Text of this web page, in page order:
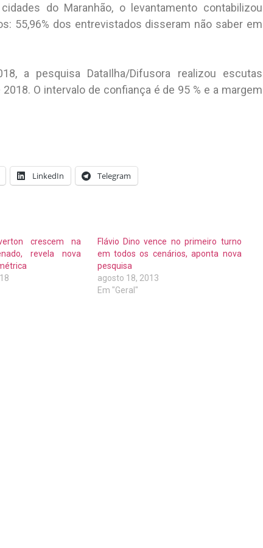
do Maranhão, o levantamento contabilizou
55,96% dos entrevistados disseram não saber em
a pesquisa DataIlha/Difusora realizou escutas
O intervalo de confiança é de 95 % e a margem
LinkedIn Telegram
crescem na
revela nova
Flávio Dino vence no primeiro turno
em todos os cenários, aponta nova
pesquisa
agosto 18, 2013
Em "Geral"